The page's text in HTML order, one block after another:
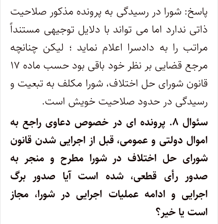
پاسخ: شورا در رسیدگی به پرونده مذکور صلاحیت
ذاتی ندارد اما می تواند با دلایل توجیهی مستنداً
مراتب را به دادسرا اعلام نماید ؛ لیکن چنانچه
مرجع قضایی بر نظر خود باقی بود حسب ماده ۱۷
قانون شورای حل اختلاف، شورا مکلف به تبعیت و
رسیدگی در حدود صلاحیت خویش است.
سئوال ۸.
پرونده ای در خصوص دعاوی راجع به
اموال دولتی و عمومی، قبل از اجرایی شدن قانون
شورای حل اختلاف در شورا مطرح و منجر به
صدور رأی قطعی، شده است آیا صدور برگ
اجرایی و ادامه عملیات اجرایی در شورا، مجاز
است یا خیر؟